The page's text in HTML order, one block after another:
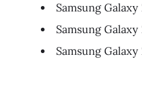
Samsung
Samsung
Samsung